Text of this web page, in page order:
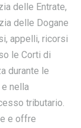
delle Entrate,
delle Dogane
appelli, ricorsi
le Corti di
durante le
nella
tributario.
e offre